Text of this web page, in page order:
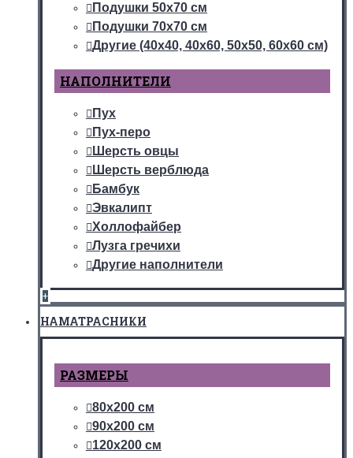
Подушки 50х70 см
Подушки 70х70 см
Другие (40х40, 40х60, 50х50, 60х60 см)
НАПОЛНИТЕЛИ
Пух
Пух-перо
Шерсть овцы
Шерсть верблюда
Бамбук
Эвкалипт
Холлофайбер
Лузга гречихи
Другие наполнители
+
НАМАТРАСНИКИ
РАЗМЕРЫ
80х200 см
90х200 см
120х200 см